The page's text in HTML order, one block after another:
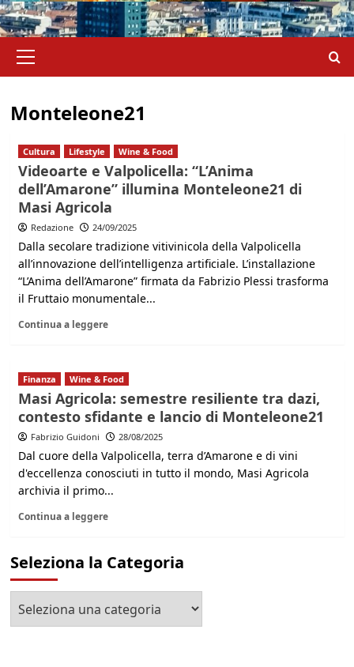
principale
Monteleone21
Cultura Lifestyle Wine & Food
Videoarte e Valpolicella: “L’Anima
dell’Amarone” illumina Monteleone21 di
Masi Agricola
Redazione 24/09/2025
Dalla secolare tradizione vitivinicola della Valpolicella
all’innovazione dell’intelligenza artificiale. L’installazione
“L’Anima dell’Amarone” firmata da Fabrizio Plessi trasforma
il Fruttaio monumentale...
Continua a leggere
Finanza Wine & Food
Masi Agricola: semestre resiliente tra dazi,
contesto sfidante e lancio di Monteleone21
Fabrizio Guidoni 28/08/2025
Dal cuore della Valpolicella, terra d’Amarone e di vini
d'eccellenza conosciuti in tutto il mondo, Masi Agricola
archivia il primo...
Continua a leggere
Seleziona la Categoria
la